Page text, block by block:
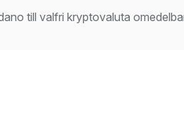
till valfri kryptovaluta